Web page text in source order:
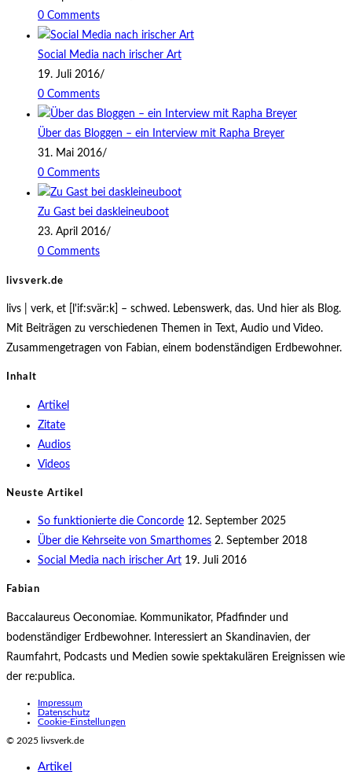
0 Comments
Social Media nach irischer Art
19. Juli 2016/
0 Comments
Über das Bloggen – ein Interview mit Rapha Breyer
31. Mai 2016/
0 Comments
Zu Gast bei daskleineuboot
23. April 2016/
0 Comments
livsverk.de
livs | verk, et [l'if:svär:k] – schwed. Lebenswerk, das. Und hier als Blog.
Mit Beiträgen zu verschiedenen Themen in Text, Audio und Video.
Zusammengetragen von Fabian, einem bodenständigen Erdbewohner.
Inhalt
Artikel
Zitate
Audios
Videos
Neuste Artikel
So funktionierte die Concorde 12. September 2025
Über die Kehrseite von Smarthomes 2. September 2018
Social Media nach irischer Art 19. Juli 2016
Fabian
Baccalaureus Oeconomiae. Kommunikator, Pfadfinder und
bodenständiger Erdbewohner. Interessiert an Skandinavien, der
Raumfahrt, Podcasts und Medien sowie spektakulären Ereignissen wie
der re:publica.
Impressum
Datenschutz
Cookie-Einstellungen
© 2025 livsverk.de
Artikel